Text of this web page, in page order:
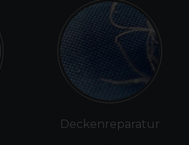
Deckenreparatur